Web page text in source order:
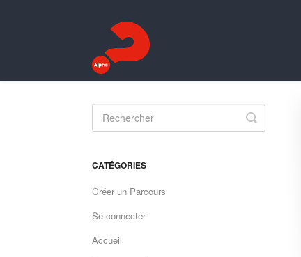
Toggle
Search
CATÉGORIES
Créer un Parcours
Se connecter
Accueil